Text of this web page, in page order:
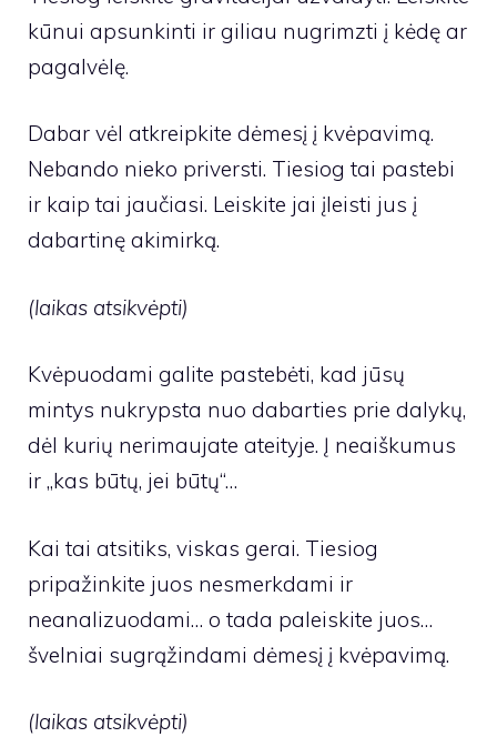
kūnui apsunkinti ir giliau nugrimzti į kėdę ar
pagalvėlę.
Dabar vėl atkreipkite dėmesį į kvėpavimą.
Nebando nieko priversti. Tiesiog tai pastebi
ir kaip tai jaučiasi. Leiskite jai įleisti jus į
dabartinę akimirką.
(laikas atsikvėpti)
Kvėpuodami galite pastebėti, kad jūsų
mintys nukrypsta nuo dabarties prie dalykų,
dėl kurių nerimaujate ateityje. Į neaiškumus
ir „kas būtų, jei būtų“…
Kai tai atsitiks, viskas gerai. Tiesiog
pripažinkite juos nesmerkdami ir
neanalizuodami… o tada paleiskite juos…
švelniai sugrąžindami dėmesį į kvėpavimą.
(laikas atsikvėpti)